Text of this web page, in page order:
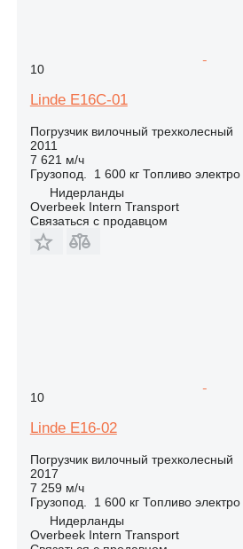
10
Linde E16C-01
Погрузчик вилочный трехколесный
2011
7 621 м/ч
Грузопод.
1 600 кг Топливо электро
Нидерланды
Overbeek Intern Transport
Связаться с продавцом
10
Linde E16-02
Погрузчик вилочный трехколесный
2017
7 259 м/ч
Грузопод.
1 600 кг Топливо электро
Нидерланды
Overbeek Intern Transport